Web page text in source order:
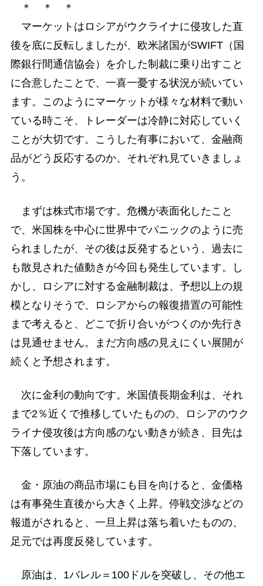
＊ ＊ ＊
マーケットはロシアがウクライナに侵攻した直
後を底に反転しましたが、欧米諸国がSWIFT（国
際銀行間通信協会）を介した制裁に乗り出すこと
に合意したことで、一喜一憂する状況が続いてい
ます。このようにマーケットが様々な材料で動い
ている時こそ、トレーダーは冷静に対応していく
ことが大切です。こうした有事において、金融商
品がどう反応するのか、それぞれ見ていきましょ
う。
まずは株式市場です。危機が表面化したこと
で、米国株を中心に世界中でパニックのように売
られましたが、その後は反発するという、過去に
も散見された値動きが今回も発生しています。し
かし、ロシアに対する金融制裁は、予想以上の規
模となりそうで、ロシアからの報復措置の可能性
まで考えると、どこで折り合いがつくのか先行き
は見通せません。まだ方向感の見えにくい展開が
続くと予想されます。
次に金利の動向です。米国債長期金利は、それ
まで2％近くで推移していたものの、ロシアのウク
ライナ侵攻後は方向感のない動きが続き、目先は
下落しています。
金・原油の商品市場にも目を向けると、金価格
は有事発生直後から大きく上昇。停戦交渉などの
報道がされると、一旦上昇は落ち着いたものの、
足元では再度反発しています。
原油は、1バレル＝100ドルを突破し、その他エ